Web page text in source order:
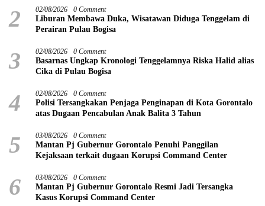
2 02/08/2026 0 Comment
Liburan Membawa Duka, Wisatawan Diduga Tenggelam di
Perairan Pulau Bogisa
3 02/08/2026 0 Comment
Basarnas Ungkap Kronologi Tenggelamnya Riska Halid alias
Cika di Pulau Bogisa
4 02/08/2026 0 Comment
Polisi Tersangkakan Penjaga Penginapan di Kota Gorontalo
atas Dugaan Pencabulan Anak Balita 3 Tahun
5 03/08/2026 0 Comment
Mantan Pj Gubernur Gorontalo Penuhi Panggilan
Kejaksaan terkait dugaan Korupsi Command Center
6 03/08/2026 0 Comment
Mantan Pj Gubernur Gorontalo Resmi Jadi Tersangka
Kasus Korupsi Command Center